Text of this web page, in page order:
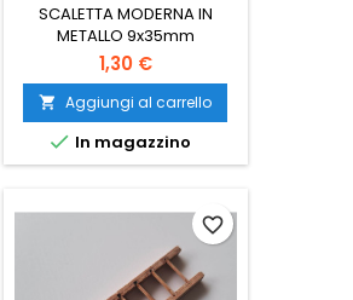
SCALETTA MODERNA IN
METALLO 9x35mm
1,30 €
 Aggiungi al carrello
 In magazzino
favorite_border